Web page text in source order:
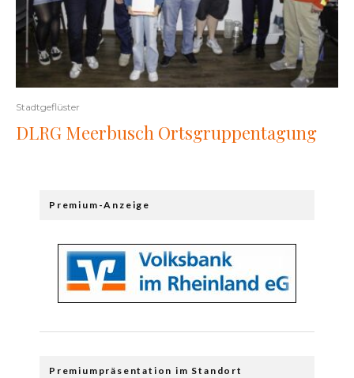
Stadtgeflüster
DLRG Meerbusch Ortsgruppentagung
Premium-Anzeige
Premiumpräsentation im Standort